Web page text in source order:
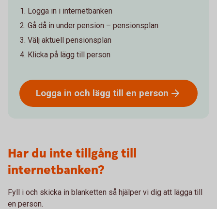
Logga in i internetbanken
Gå då in under pension – pensionsplan
Välj aktuell pensionsplan
Klicka på lägg till person
Logga in och lägg till en person
Har du inte tillgång till
internetbanken?
Fyll i och skicka in blanketten så hjälper vi dig att lägga till
en person.